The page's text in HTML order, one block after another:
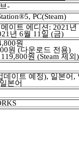
-
PC(Steam)
이트 에디션 : 2021 년
년6월11 일 (금)
원
원(다운로드 전용)
119,800원(Steam제외)
데이트 예정), 일본어 ,
일본어